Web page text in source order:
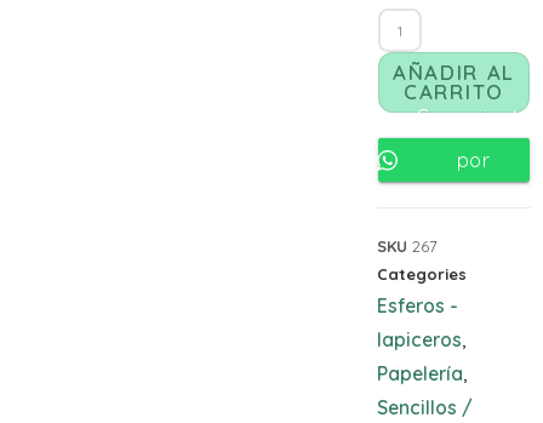
AÑADIR AL
CARRITO
Comunicate
por
SKU 267
Categories
Esferos -
lapiceros
Papelería
Sencillos /